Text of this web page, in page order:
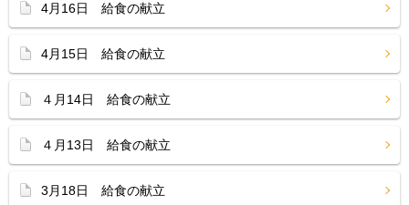
4月16日 給食の献立
4月15日 給食の献立
４月14日 給食の献立
４月13日 給食の献立
3月18日 給食の献立